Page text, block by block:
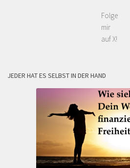
Folge
mir
auf X!
JEDER HAT ES SELBST IN DER HAND